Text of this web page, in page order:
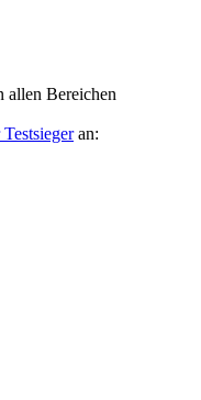
allen Bereichen
an: